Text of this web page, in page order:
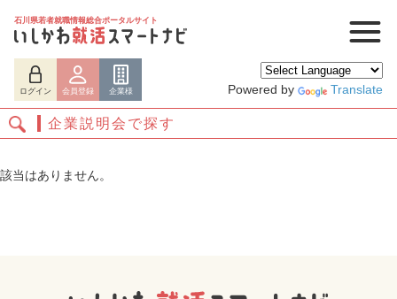
石川県若者就職情報総合ポータルサイト
ログイン 会員登録 企業様 Powered by Translate
企業説明会で探す
該当はありません。